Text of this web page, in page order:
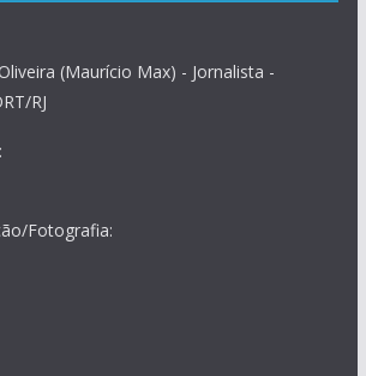
(Maurício Max) - Jornalista -
RJ
Fotografia: